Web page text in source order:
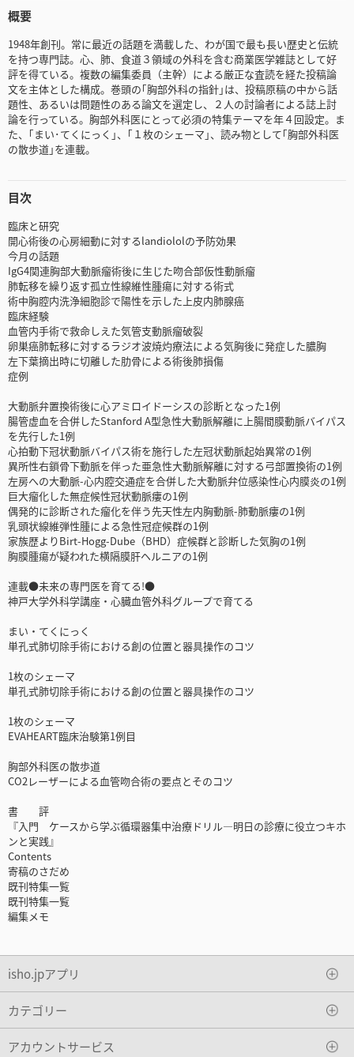
概要
1948年創刊。常に最近の話題を満載した、わが国で最も長い歴史と伝統
を持つ専門誌。心、肺、食道３領域の外科を含む商業医学雑誌として好
評を得ている。複数の編集委員（主幹）による厳正な査読を経た投稿論
文を主体とした構成。巻頭の｢胸部外科の指針｣は、投稿原稿の中から話
題性、あるいは問題性のある論文を選定し、２人の討論者による誌上討
論を行っている。胸部外科医にとって必須の特集テーマを年４回設定。ま
た、｢まい･てくにっく｣、｢１枚のシェーマ｣、読み物として｢胸部外科医
の散歩道｣を連載。
目次
臨床と研究
開心術後の心房細動に対するlandiololの予防効果
今月の話題
IgG4関連胸部大動脈瘤術後に生じた吻合部仮性動脈瘤
肺転移を繰り返す孤立性線維性腫瘍に対する術式
術中胸腔内洗浄細胞診で陽性を示した上皮内肺腺癌
臨床経験
血管内手術で救命しえた気管支動脈瘤破裂
卵巣癌肺転移に対するラジオ波焼灼療法による気胸後に発症した膿胸
左下葉摘出時に切離した肋骨による術後肺損傷
症例
大動脈弁置換術後に心アミロイドーシスの診断となった1例
腸管虚血を合併したStanford A型急性大動脈解離に上腸間膜動脈バイパス
を先行した1例
心拍動下冠状動脈バイパス術を施行した左冠状動脈起始異常の1例
異所性右鎖骨下動脈を伴った亜急性大動脈解離に対する弓部置換術の1例
左房への大動脈-心内腔交通症を合併した大動脈弁位感染性心内膜炎の1例
巨大瘤化した無症候性冠状動脈瘻の1例
偶発的に診断された瘤化を伴う先天性左内胸動脈-肺動脈瘻の1例
乳頭状線維弾性腫による急性冠症候群の1例
家族歴よりBirt-Hogg-Dube（BHD）症候群と診断した気胸の1例
胸膜腫瘍が疑われた横隔膜肝ヘルニアの1例
連載●未来の専門医を育てる!●
神戸大学外科学講座・心臓血管外科グループで育てる
まい・てくにっく
単孔式肺切除手術における創の位置と器具操作のコツ
1枚のシェーマ
単孔式肺切除手術における創の位置と器具操作のコツ
1枚のシェーマ
EVAHEART臨床治験第1例目
胸部外科医の散歩道
CO2レーザーによる血管吻合術の要点とそのコツ
書 評
『入門 ケースから学ぶ循環器集中治療ドリル―明日の診療に役立つキホ
ンと実践』
Contents
寄稿のさだめ
既刊特集一覧
既刊特集一覧
編集メモ
isho.jpアプリ
カテゴリー
アカウントサービス